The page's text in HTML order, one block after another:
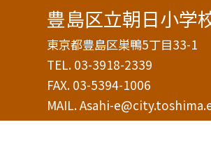
豊島区立朝日小学
東京都豊島区巣鴨5丁目33-1
TEL. 03-3918-2339
FAX. 03-5394-1006
MAIL. Asahi-